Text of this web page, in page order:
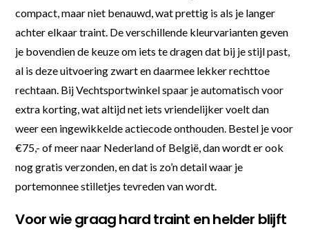
compact, maar niet benauwd, wat prettig is als je langer
achter elkaar traint. De verschillende kleurvarianten geven
je bovendien de keuze om iets te dragen dat bij je stijl past,
al is deze uitvoering zwart en daarmee lekker rechttoe
rechtaan. Bij Vechtsportwinkel spaar je automatisch voor
extra korting, wat altijd net iets vriendelijker voelt dan
weer een ingewikkelde actiecode onthouden. Bestel je voor
€75,- of meer naar Nederland of België, dan wordt er ook
nog gratis verzonden, en dat is zo’n detail waar je
portemonnee stilletjes tevreden van wordt.
Voor wie graag hard traint en helder blijft